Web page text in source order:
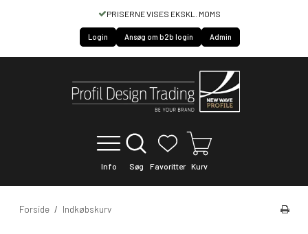
PRISERNE VISES EKSKL. MOMS
Login Ansøg om b2b login Admin
Info Søg Favoritter Kurv
Forside / Indkøbskurv